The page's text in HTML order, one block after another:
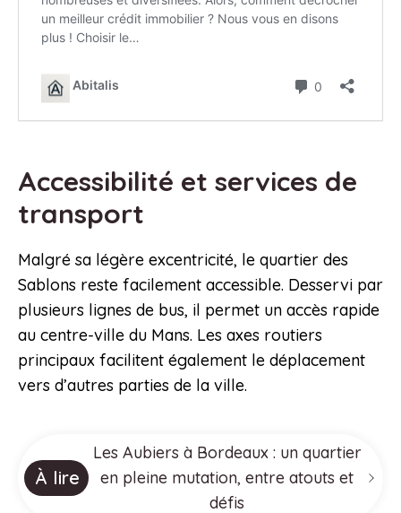
Accessibilité et services de
transport
Malgré sa légère excentricité, le quartier des
Sablons reste facilement accessible. Desservi par
plusieurs lignes de bus, il permet un accès rapide
au centre-ville du Mans. Les axes routiers
principaux facilitent également le déplacement
vers d’autres parties de la ville.
À lire
Les Aubiers à Bordeaux : un quartier
en pleine mutation, entre atouts et
défis